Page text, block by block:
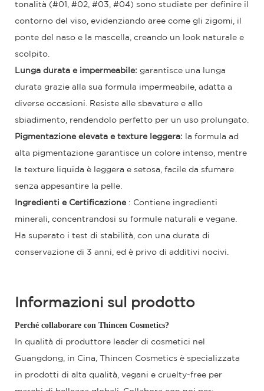
tonalità (#01, #02, #03, #04) sono studiate per definire il
contorno del viso, evidenziando aree come gli zigomi, il
ponte del naso e la mascella, creando un look naturale e
scolpito.
Lunga durata e impermeabile: garantisce una lunga
durata grazie alla sua formula impermeabile, adatta a
diverse occasioni. Resiste alle sbavature e allo
sbiadimento, rendendolo perfetto per un uso prolungato.
Pigmentazione elevata e texture leggera: la formula ad
alta pigmentazione garantisce un colore intenso, mentre
la texture liquida è leggera e setosa, facile da sfumare
senza appesantire la pelle.
Ingredienti e Certificazione: Contiene ingredienti
minerali, concentrandosi su formule naturali e vegane.
Ha superato i test di stabilità, con una durata di
conservazione di 3 anni, ed è privo di additivi nocivi.
Informazioni sul prodotto
Perché collaborare con Thincen Cosmetics?
In qualità di produttore leader di cosmetici nel
Guangdong, in Cina, Thincen Cosmetics è specializzata
in prodotti di alta qualità, vegani e cruelty-free per